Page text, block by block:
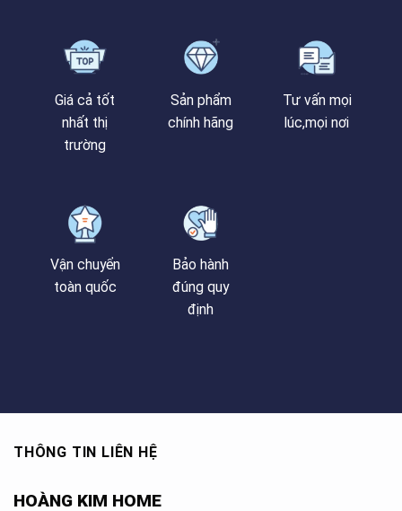
Giá cả tốt
nhất thị
trường
Sản phẩm
chính hãng
Tư vấn mọi
lúc,mọi nơi
Vận chuyển
toàn quốc
Bảo hành
đúng quy
định
THÔNG TIN LIÊN HỆ
HOÀNG KIM HOME